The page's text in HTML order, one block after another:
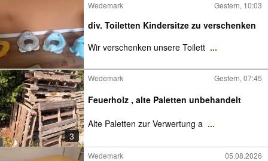
Wedemark Gestern, 10:03
div. Toiletten Kindersitze zu verschenken
Wir verschenken unsere Toilett ...
3
Wedemark Gestern, 07:45
Feuerholz , alte Paletten unbehandelt
Alte Paletten zur Verwertung a ...
Wedemark 05.08.2026